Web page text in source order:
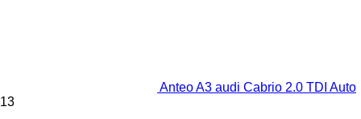
Anteo A3 audi Cabrio 2.0 TDI Auto
13